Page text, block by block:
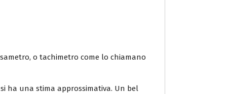
o tachimetro come lo chiamano
ha una stima approssimativa. Un bel